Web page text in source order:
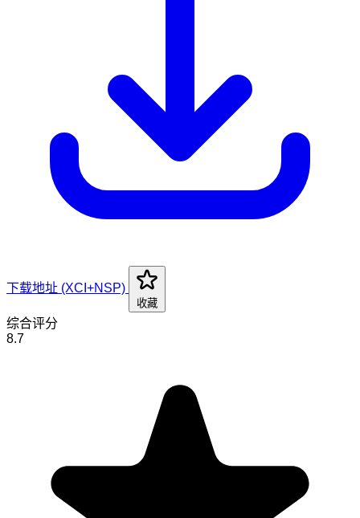
下载地址 (XCI+NSP)
收藏
综合评分
8.7